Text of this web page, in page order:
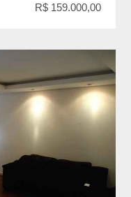
R$ 159.000,00